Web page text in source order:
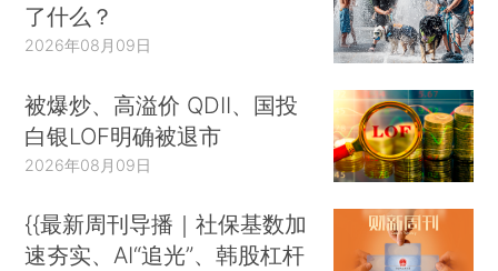
了什么？
2026年08月09日
被爆炒、高溢价 QDII、国投
白银LOF明确被退市
2026年08月09日
{{最新周刊导播｜社保基数加
速夯实、AI“追光”、韩股杠杆